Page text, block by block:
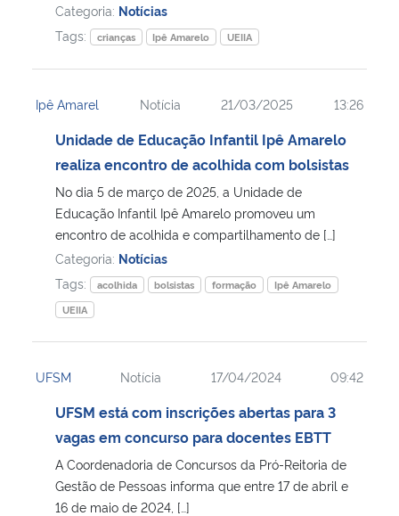
Categoria: Notícias
Tags:
crianças Ipê Amarelo UEIIA
Ipê Amarel Notícia 21/03/2025 13:26
Unidade de Educação Infantil Ipê Amarelo
realiza encontro de acolhida com bolsistas
No dia 5 de março de 2025, a Unidade de
Educação Infantil Ipê Amarelo promoveu um
encontro de acolhida e compartilhamento de […]
Categoria: Notícias
Tags:
acolhida bolsistas formação
Ipê Amarelo
UEIIA
UFSM Notícia 17/04/2024 09:42
UFSM está com inscrições abertas para 3
vagas em concurso para docentes EBTT
A Coordenadoria de Concursos da Pró-Reitoria de
Gestão de Pessoas informa que entre 17 de abril e
16 de maio de 2024, […]